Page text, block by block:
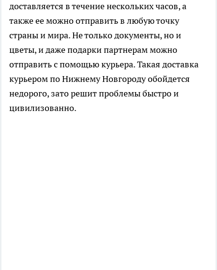
доставляется в течение нескольких часов, а
также ее можно отправить в любую точку
страны и мира. Не только документы, но и
цветы, и даже подарки партнерам можно
отправить с помощью курьера. Такая доставка
курьером по Нижнему Новгороду обойдется
недорого, зато решит проблемы быстро и
цивилизованно.